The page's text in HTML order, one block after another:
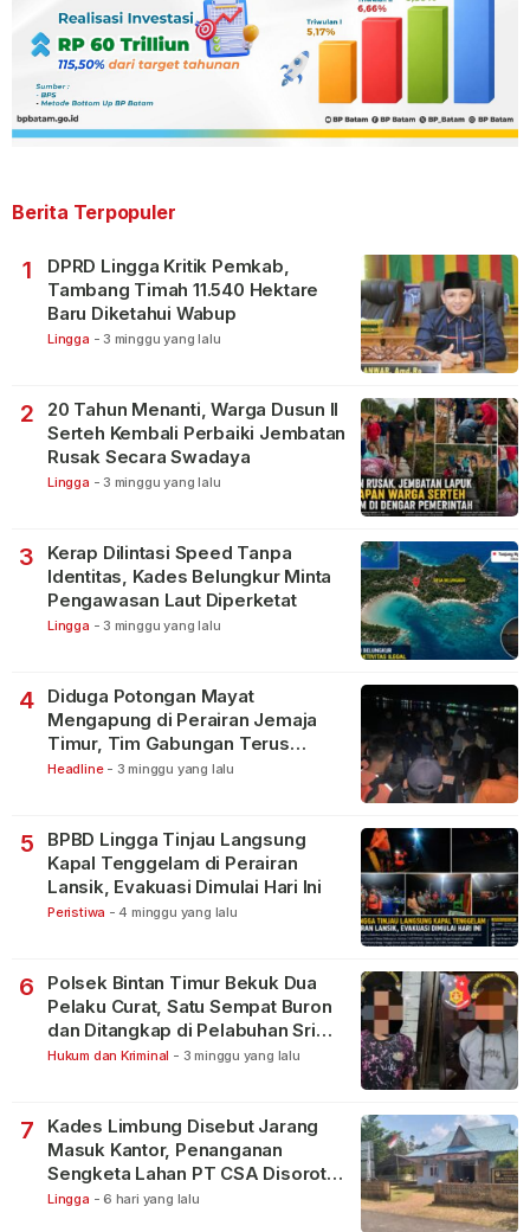
Berita Terpopuler
1
DPRD Lingga Kritik Pemkab,
Tambang Timah 11.540 Hektare
Baru Diketahui Wabup
Lingga - 3 minggu yang lalu
2
20 Tahun Menanti, Warga Dusun II
Serteh Kembali Perbaiki Jembatan
Rusak Secara Swadaya
Lingga - 3 minggu yang lalu
3
Kerap Dilintasi Speed Tanpa
Identitas, Kades Belungkur Minta
Pengawasan Laut Diperketat
Lingga - 3 minggu yang lalu
4
Diduga Potongan Mayat
Mengapung di Perairan Jemaja
Timur, Tim Gabungan Terus
Lakukan Pencarian
Headline - 3 minggu yang lalu
5
BPBD Lingga Tinjau Langsung
Kapal Tenggelam di Perairan
Lansik, Evakuasi Dimulai Hari Ini
Peristiwa - 4 minggu yang lalu
6
Polsek Bintan Timur Bekuk Dua
Pelaku Curat, Satu Sempat Buron
dan Ditangkap di Pelabuhan Sri
Bintan Pura
Hukum dan Kriminal - 3 minggu yang lalu
7
Kades Limbung Disebut Jarang
Masuk Kantor, Penanganan
Sengketa Lahan PT CSA Disorot
Warga
Lingga - 6 hari yang lalu